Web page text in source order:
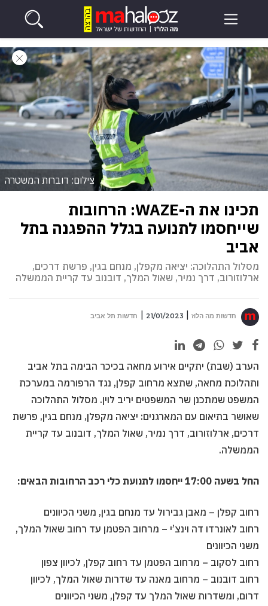
צילום: דוברות המשטרה
תכינו את ה-WAZE: הרחובות
שייחסמו לתנועה בגלל ההפגנה בתל
אביב
מסלול התהלוכה: יציאה מקפלן, מנחם בגין, פרשת דרכים,
ארלוזורוב, דרך נמיר, שאול המלך, דובנוב עד קריית הממשלה
חדשות מה הלוז 21/01/2023 חדשות תל אביב
הערב (שבת) יתקיים אירוע מחאה בכיכר הבימה בתל אביב
ותהלוכת מחאה, שתצא מרחוב קפלן, נגד הרפורמה במערכת
המשפט שמתכנן שר המשפטים יריב לוין. מסלול התהלוכה
שאושר בתיאום עם המארגנים: יציאה מקפלן, מנחם בגין, פרשת
דרכים, ארלוזורוב, דרך נמיר, שאול המלך, דובנוב עד קריית
הממשלה.
החל בשעה 17:00 ייחסמו לתנועת כלי רכב הרחובות הבאים:
רחוב קפלן – מאבן גבירול עד מנחם בגין, משני הכיוונים
רחוב לאונרדו דה וינצ’י – מרחוב הפטמן עד רחוב שאול המלך,
משני הכיוונים
רחוב לסקוב – מרחוב הפטמן עד רחוב קפלן, לכיוון צפון
רחוב דובנוב – מרחוב מאנה עד שדרות שאול המלך, לכיוון
דרום, ומשדרות שאול המלך עד קפלן, משני הכיוונים